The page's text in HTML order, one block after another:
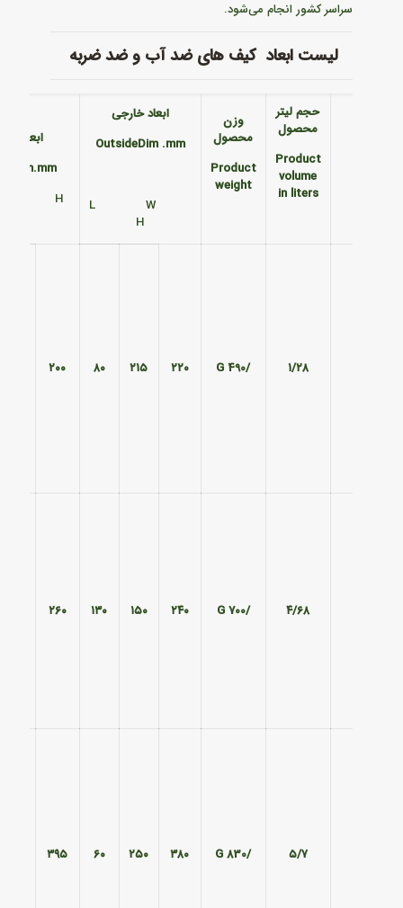
سراسر کشور انجام می‌شود.
لیست ابعاد کیف های ضد آب و ضد ضربه
حجم لیتر
محصول
Product
volume
in liters
وزن
محصول
Product
weight
ابعاد خارجی
OutsideDim .mm
L W
H
ابعاد
Dim.mm
H
۱/۲۸ /490 G ۲۲۰ ۲۱۵ ۸۰ ۲۰۰
۴/۶۸ /700 G ۲۴۰ ۱۵۰ ۱۳۰ ۲۶۰
۵/۷ /830 G ۳۸۰ ۲۵۰ ۶۰ ۳۹۵